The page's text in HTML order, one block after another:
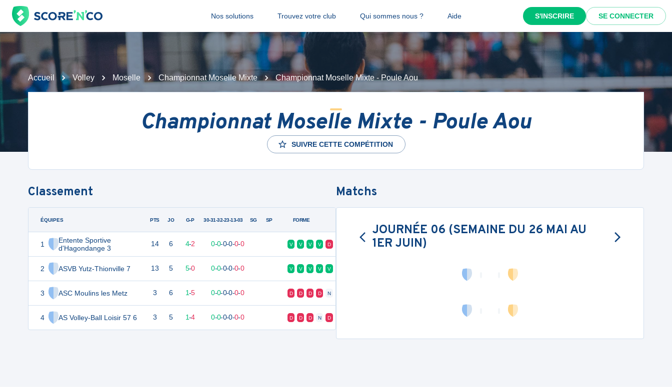
Nos solutions Trouvez votre club Qui sommes nous ? Aide S'INSCRIRE SE CONNECTER
Accueil Volley Moselle Championnat Moselle Mixte Championnat Moselle Mixte - Poule Aou
Championnat Moselle Mixte - Poule Aou
SUIVRE CETTE COMPÉTITION
Classement
ÉQUIPES
1
Entente Sportive
d'Hagondange 3
2 ASVB Yutz-Thionville 7
3 ASC Moulins les Metz
4 AS Volley-Ball Loisir 57 6
PTS JO G-P 30-31-32-23-13-03 SG SP FORME
14 6 4-2 0-0-0-0-0-0 V V V V D
13 5 5-0 0-0-0-0-0-0 V V V V V
3 6 1-5 0-0-0-0-0-0 D D D D N
3 5 1-4 0-0-0-0-0-0 D D D N D
Matchs
JOURNÉE 06 (SEMAINE DU 26 MAI AU
1ER JUIN)